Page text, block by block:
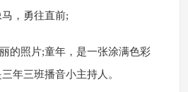
，勇往直前;
的照片;童年，是一张涂满色彩
年三班播音小主持人。